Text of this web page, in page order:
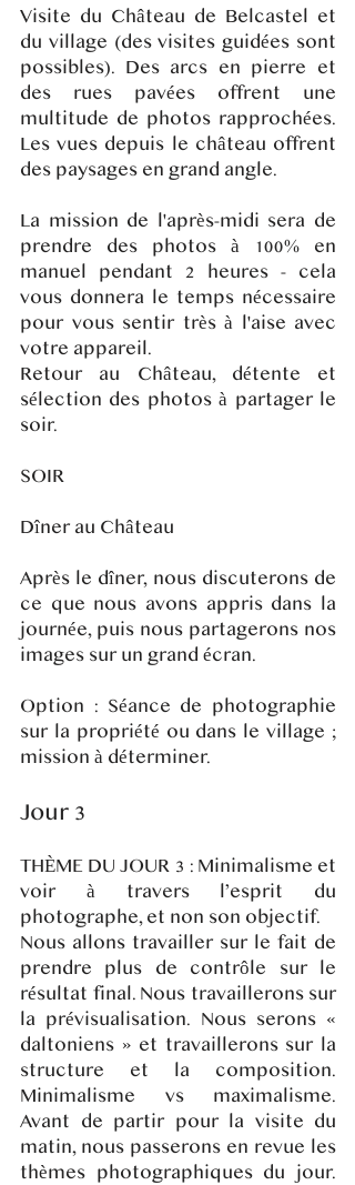
Visite du Château de Belcastel et
du village (des visites guidées sont
possibles). Des arcs en pierre et
des rues pavées offrent une
multitude de photos rapprochées.
Les vues depuis le château offrent
des paysages en grand angle.
La mission de l'après-midi sera de
prendre des photos à 100% en
manuel pendant 2 heures - cela
vous donnera le temps nécessaire
pour vous sentir très à l'aise avec
votre appareil.
Retour au Château, détente et
sélection des photos à partager le
soir.
SOIR
Dîner au Château
Après le dîner, nous discuterons de
ce que nous avons appris dans la
journée, puis nous partagerons nos
images sur un grand écran.
Option : Séance de photographie
sur la propriété ou dans le village ;
mission à déterminer.
Jour 3
THÈME DU JOUR 3 : Minimalisme et
voir à travers l’esprit du
photographe, et non son objectif.
Nous allons travailler sur le fait de
prendre plus de contrôle sur le
résultat final. Nous travaillerons sur
la prévisualisation. Nous serons «
daltoniens » et travaillerons sur la
structure et la composition.
Minimalisme vs maximalisme.
Avant de partir pour la visite du
matin, nous passerons en revue les
thèmes photographiques du jour.